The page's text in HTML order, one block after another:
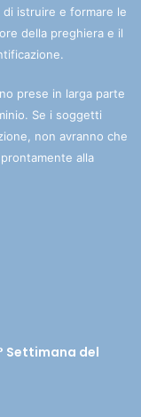
istruire e formare le
della preghiera e il
prese in larga parte
Se i soggetti
non avranno che
alla
Settimana del